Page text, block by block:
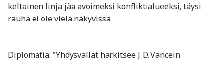
keltainen linja jää avoimeksi konfliktialueeksi, täysi
rauha ei ole vielä näkyvissä.
Diplomatia: ”Yhdysvallat harkitsee J. D. Vancein